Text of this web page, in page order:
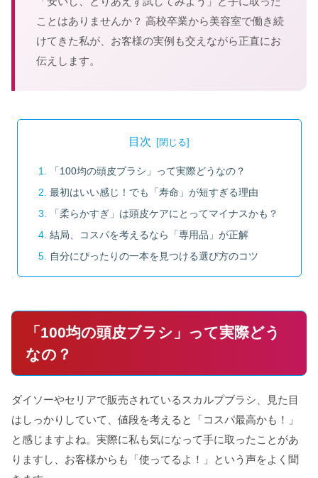
ことはありませんか？ 高校卒業から美容室で働き続
けてきた私が、お客様の実例も交えながら正直にお
伝えします。
目次
「100均の頭皮ブラシ」って実際どうなの？
最初はいい感じ！でも「寿命」が短すぎる理由
「柔らかすぎ」は頭皮ケアにとってマイナスかも？
結局、コスパを考えるなら「専用品」が正解
自分にぴったりの一本を見つける選び方のコツ
「100均の頭皮ブラシ」って実際どう
なの？
ダイソーやセリアで販売されているスカルプブラシ、見た目
はしっかりしていて、値段を考えると「コスパ最高かも！」
と感じますよね。実際に私も気になって手に取ったことがあ
りますし、お客様からも「使ってるよ！」という声をよく聞